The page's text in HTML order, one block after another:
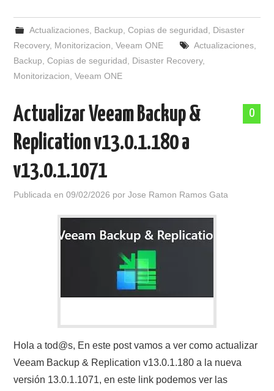
Actualizaciones, Backup Copias de seguridad
Disaster
Recovery, Monitorizacion ,Veeam ONE Actualizaciones,
Backup ,Copias de seguridad Disaster Recovery,
Monitorizacion ,Veeam ONE
0
Actualizar Veeam Backup &
Replication v13.0.1.180 a
v13.0.1.1071
Publicada en09/02/2026 porJose Ramon Ramos Gata
Hola a tod@s, En este post vamos a ver como actualizar
Veeam Backup & Replication v13.0.1.180 a la nueva
versión 13.0.1.1071, en este link podemos ver las